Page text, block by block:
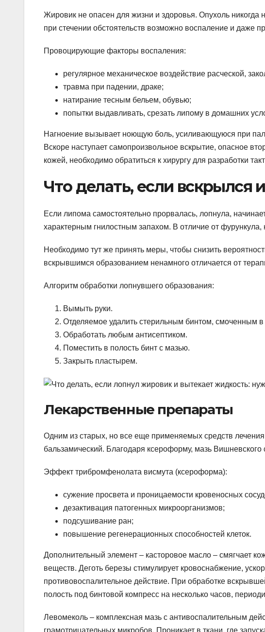
Жировик не опасен для жизни и здоровья. Опухоль никогда
при стечении обстоятельств возможно воспаление и даже
Провоцирующие факторы воспаления:
регулярное механическое воздействие расческой,
травма при падении, драке;
натирание тесным бельем, обувью;
попытки выдавливать, срезать липому в домашних
Нагноение вызывает ноющую боль, усиливающуюся при
Вскоре наступает самопроизвольное вскрытие, опасное
кожей, необходимо обратиться к хирургу для разработки
Что делать, если вскрылся
Если липома самостоятельно прорвалась, лопнула,
характерным гнилостным запахом. В отличие от фурункула,
Необходимо тут же принять меры, чтобы снизить
вскрывшимся образованием ненамного отличается от
Алгоритм обработки лопнувшего образования:
Вымыть руки.
Отделяемое удалить стерильным бинтом, смоченным в
Обработать любым антисептиком.
Поместить в полость бинт с мазью.
Закрыть пластырем.
Лекарственные препараты
Одним из старых, но все еще применяемых средств
бальзамический. Благодаря ксероформу, мазь Вишневского
Эффект трибромфенолата висмута (ксероформа):
сужение просвета и проницаемости кровеносных
дезактивация патогенных микроорганизмов;
подсушивание ран;
повышение регенерационных способностей клеток.
Дополнительный элемент – касторовое масло – смягчает
веществ. Деготь березы стимулирует кровоснабжение,
противовоспалительное действие. При обработке
полость под бинтовой компресс на несколько часов,
Левомеколь – комплексная мазь с антивоспалительным
грамотрицательных микробов. Проникает в ткани, где